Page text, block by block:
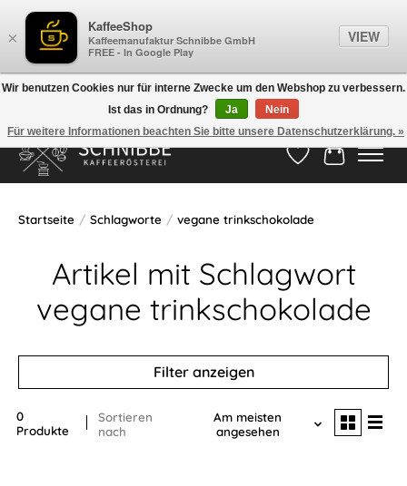
05524-999 33 79 >>> Versandkostenfrei ab 75€ <<<
Wunschzettel
Ihr
Startseite / Schlagworte / vegane trinkschokolade
Artikel mit Schlagwort
vegane trinkschokolade
Filter anzeigen
0
Produkte
Sortieren
nach
Am meisten
angesehen
Wir benutzen Cookies nur für interne Zwecke um den Webshop zu verbessern.
Ist das in Ordnung?
Ja
Nein
Für weitere Informationen beachten Sie bitte unsere Datenschutzerklärung. »
×
KaffeeShop
Kaffeemanufaktur Schnibbe GmbH
FREE - In Google Play
VIEW